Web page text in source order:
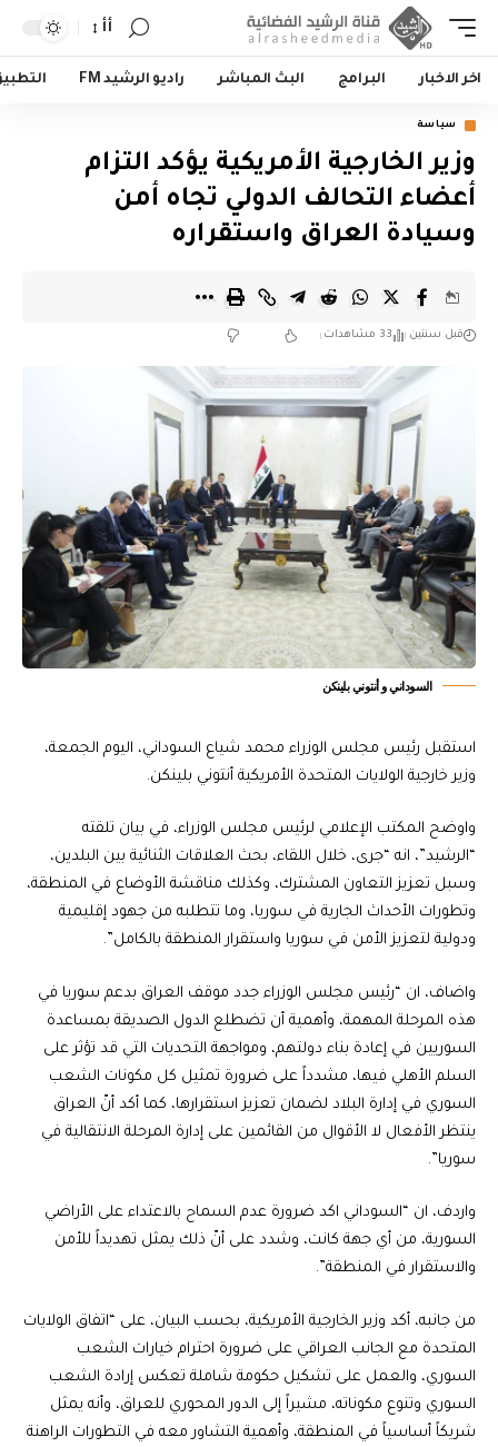
أأ
اخر الاخبار البرامج البث المباشر راديو الرشيد FM
سياسة
وزير الخارجية الأمريكية يؤكد التزام
أعضاء التحالف الدولي تجاه أمن
وسيادة العراق واستقراره
قبل سنتين 33 مشاهدات
السوداني و أنتوني بلينكن
استقبل رئيس مجلس الوزراء محمد شياع السوداني، اليوم الجمعة،
وزير خارجية الولايات المتحدة الأمريكية أنتوني بلينكن.
واوضح المكتب الإعلامي لرئيس مجلس الوزراء، في بيان تلقته
“الرشيد”، انه “جرى، خلال اللقاء، بحث العلاقات الثنائية بين البلدين،
وسبل تعزيز التعاون المشترك، وكذلك مناقشة الأوضاع في المنطقة،
وتطورات الأحداث الجارية في سوريا، وما تتطلبه من جهود إقليمية
ودولية لتعزيز الأمن في سوريا واستقرار المنطقة بالكامل”.
واضاف، ان “رئيس مجلس الوزراء جدد موقف العراق بدعم سوريا في
هذه المرحلة المهمة، وأهمية أن تضطلع الدول الصديقة بمساعدة
السوريين في إعادة بناء دولتهم، ومواجهة التحديات التي قد تؤثر على
السلم الأهلي فيها، مشدداً على ضرورة تمثيل كل مكونات الشعب
السوري في إدارة البلاد لضمان تعزيز استقرارها، كما أكد أنّ العراق
ينتظر الأفعال لا الأقوال من القائمين على إدارة المرحلة الانتقالية في
سوريا”.
واردف، ان “السوداني اكد ضرورة عدم السماح بالاعتداء على الأراضي
السورية، من أي جهة كانت، وشدد على أنّ ذلك يمثل تهديداً للأمن
والاستقرار في المنطقة”.
من جانبه، أكد وزير الخارجية الأمريكية، بحسب البيان، على “اتفاق الولايات
المتحدة مع الجانب العراقي على ضرورة احترام خيارات الشعب
السوري، والعمل على تشكيل حكومة شاملة تعكس إرادة الشعب
السوري وتنوع مكوناته، مشيراً إلى الدور المحوري للعراق، وأنه يمثل
شريكاً أساسياً في المنطقة، وأهمية التشاور معه في التطورات الراهنة